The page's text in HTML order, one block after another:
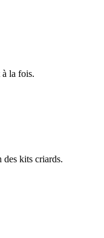
la fois.
des kits criards.